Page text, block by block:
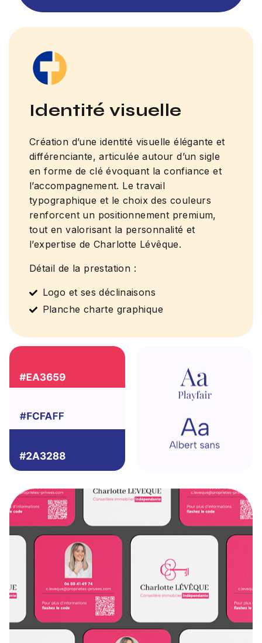
Identité visuelle
Création d’une identité visuelle élégante et
différenciante, articulée autour d’un sigle
en forme de clé évoquant la confiance et
l’accompagnement. Le travail
typographique et le choix des couleurs
renforcent un positionnement premium,
tout en valorisant la personnalité et
l’expertise de Charlotte Lévêque.
Détail de la prestation :
Logo et ses déclinaisons
Planche charte graphique